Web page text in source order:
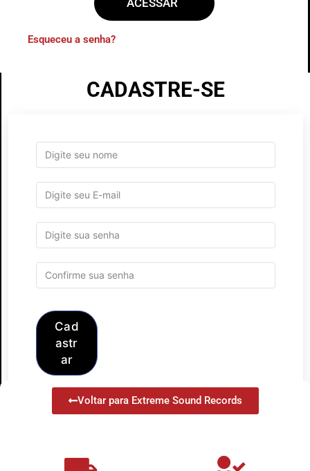
Esqueceu a senha?
CADASTRE-SE
Cad
astr
ar
Voltar para Extreme Sound Records